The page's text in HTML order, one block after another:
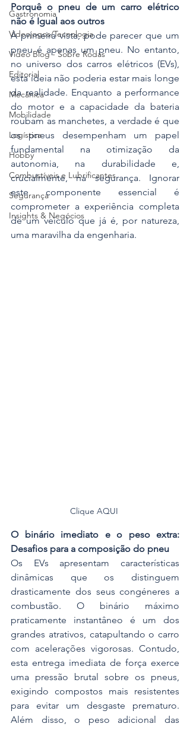
Gastronomia
Videojogos/Tecnologia
Vídeo Blog - Sobre Rodas
Editorial
Mecânica
Mobilidade
Logística
Hobby
Combustíveis e Lubrificantes
Segurança
Insights & Negócios
Porquê o pneu de um carro elétrico
não é Igual aos outros
À primeira vista, pode parecer que um
pneu é apenas um pneu. No entanto,
no universo dos carros elétricos (EVs),
esta ideia não poderia estar mais longe
da realidade. Enquanto a performance
do motor e a capacidade da bateria
roubam as manchetes, a verdade é que
os pneus desempenham um papel
fundamental na otimização da
autonomia, na durabilidade e,
crucialmente, na segurança. Ignorar
este componente essencial é
comprometer a experiência completa
de um veículo que já é, por natureza,
uma maravilha da engenharia.
Clique AQUI
O binário imediato e o peso extra:
Desafios para a composição do pneu
Os EVs apresentam características
dinâmicas que os distinguem
drasticamente dos seus congéneres a
combustão. O binário máximo
praticamente instantâneo é um dos
grandes atrativos, catapultando o carro
com acelerações vigorosas. Contudo,
esta entrega imediata de força exerce
uma pressão brutal sobre os pneus,
exigindo compostos mais resistentes
para evitar um desgaste prematuro.
Além disso, o peso adicional das